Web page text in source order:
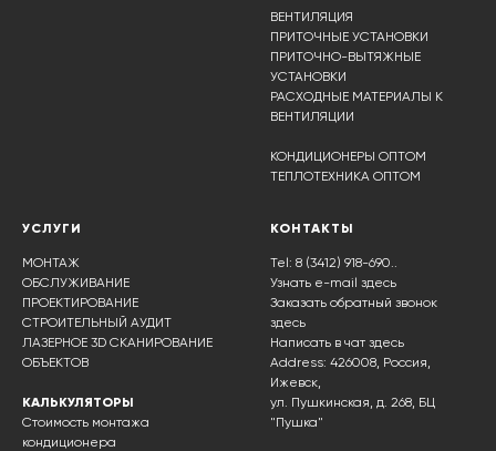
ВЕНТИЛЯЦИЯ
ПРИТОЧНЫЕ УСТАНОВКИ
ПРИТОЧНО-ВЫТЯЖНЫЕ
УСТАНОВКИ
РАСХОДНЫЕ МАТЕРИАЛЫ К
ВЕНТИЛЯЦИИ
КОНДИЦИОНЕРЫ ОПТОМ
ТЕПЛОТЕХНИКА ОПТОМ
УСЛУГИ
МОНТАЖ
ОБСЛУЖИВАНИЕ
ПРОЕКТИРОВАНИЕ
СТРОИТЕЛЬНЫЙ АУДИТ
ЛАЗЕРНОЕ 3D СКАНИРОВАНИЕ
ОБЪЕКТОВ
КАЛЬКУЛЯТОРЫ
Стоимость монтажа
кондиционера
КОНТАКТЫ
Tel: 8 (3412) 918-690..
Узнать e-mail здесь
Заказать обратный звонок
здесь
Написать в чат здесь
Address: 426008, Россия,
Ижевск,
ул. Пушкинская, д. 268, БЦ
"Пушка"